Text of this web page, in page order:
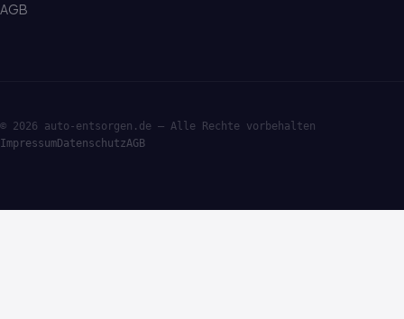
AGB
© 2026 auto-entsorgen.de — Alle Rechte vorbehalten
ImpressumDatenschutzAGB